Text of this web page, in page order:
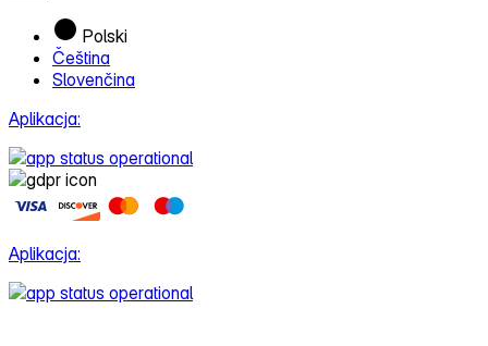
Polski
Čeština
Slovenčina
Aplikacja:
Aplikacja: